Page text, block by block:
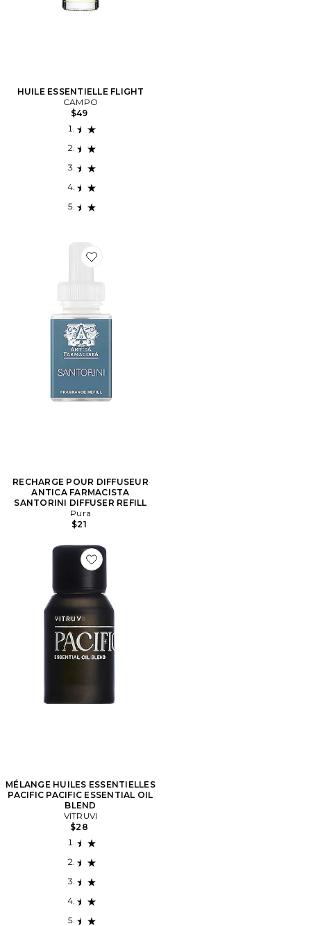
HUILE ESSENTIELLE FLIGHT
CAMPO
$49
Favorite RECHARGE POUR DIFFUSEUR ANTICA
RECHARGE POUR DIFFUSEUR
ANTICA FARMACISTA
SANTORINI DIFFUSER REFILL
Pura
$21
Favorite MÉLANGE HUILES ESSENTIELLES PACIFIC
MÉLANGE HUILES ESSENTIELLES
PACIFIC PACIFIC ESSENTIAL OIL
BLEND
VITRUVI
$28